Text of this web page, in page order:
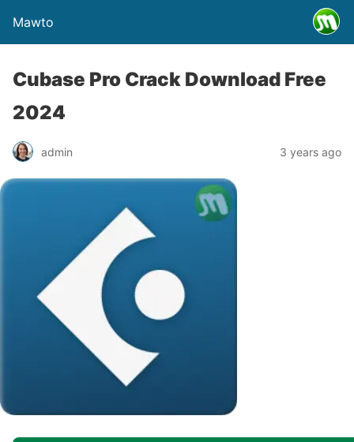
Mawto
Cubase Pro Crack Download Free
2024
admin 3 years ago